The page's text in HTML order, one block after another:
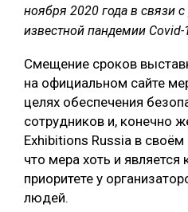
ноября 2020 года в связи
известной пандемии Covid-
Смещение сроков
на официальном сайте
целях обеспечения
сотрудников и, конечно
Exhibitions Russia в
что мера хоть и является
приоритете у
людей.